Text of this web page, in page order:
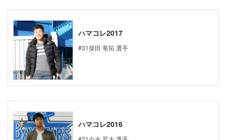
ハマコレ2017
#31柴田 竜拓 選手
ハマコレ2016